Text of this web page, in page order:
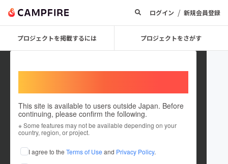
ログイン / 新規会員登録
プロジェクトを掲載するには プロジェクトをさがす
This site is available to users outside Japan. Before
continuing, please confirm the following.
※ Some features may not be available depending on your
country, region, or project.
I agree to the Terms of Use and Privacy Policy.
Happy tears
これまでに1件のプロジェクトを投稿しています